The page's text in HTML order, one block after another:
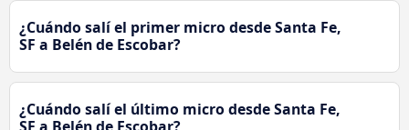
¿Cuándo salí el primer micro desde Santa Fe,
SF a Belén de Escobar?
¿Cuándo salí el último micro desde Santa Fe,